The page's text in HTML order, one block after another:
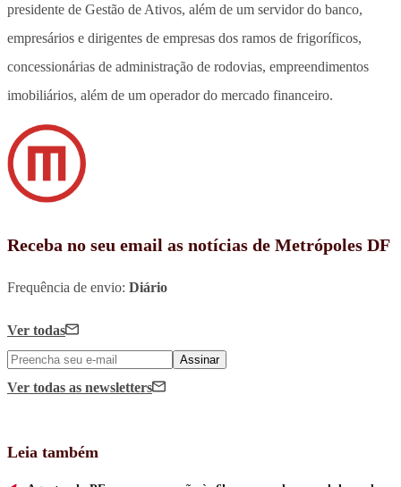
presidente de Gestão de Ativos, além de um servidor do banco,
empresários e dirigentes de empresas dos ramos de frigoríficos,
concessionárias de administração de rodovias, empreendimentos
imobiliários, além de um operador do mercado financeiro.
Receba no seu email as notícias de Metrópoles DF
Frequência de envio: Diário
Ver todas
Assinar
Ver todas as newsletters
Leia também